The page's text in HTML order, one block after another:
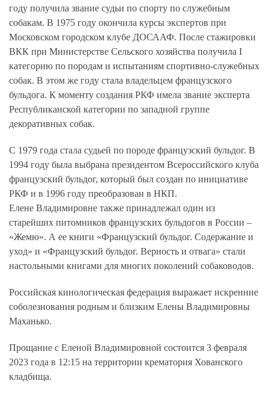
году получила звание судьи по спорту по служебным
собакам. В 1975 году окончила курсы экспертов при
Московском городском клубе ДОСААФ. После стажировки
ВКК при Министерстве Сельского хозяйства получила I
категорию по породам и испытаниям спортивно-служебных
собак. В этом же году стала владельцем французского
бульдога. К моменту создания РКФ имела звание эксперта
Республиканской категории по западной группе
декоративных собак.
С 1979 года стала судьей по породе французский бульдог. В
1994 году была выбрана президентом Всероссийского клуба
французский бульдог, который был создан по инициативе
РКФ и в 1996 году преобразован в НКП.
Елене Владимировне также принадлежал один из
старейших питомников французских бульдогов в России –
«Жемю». А ее книги «Французский бульдог. Содержание и
уход» и «Французский бульдог. Верность и отвага» стали
настольными книгами для многих поколений собаководов.
Российская кинологическая федерация выражает искренние
соболезнования родным и близким Елены Владимировны
Маханько.
Прощание с Еленой Владимировной состоится 3 февраля
2023 года в 12:15 на территории крематория Хованского
кладбища.